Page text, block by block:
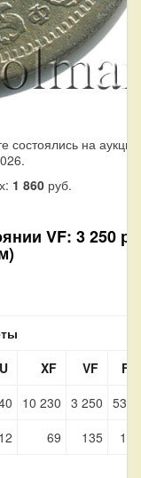
состоялись на
1 860руб.
VF: 3 250
XF VF
F
10 230 3 250 530
12 69 135 19